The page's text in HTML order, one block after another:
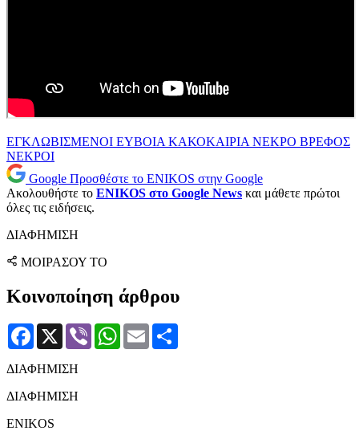
ΕΓΚΛΩΒΙΣΜΕΝΟΙ ΕΥΒΟΙΑ ΚΑΚΟΚΑΙΡΙΑ ΝΕΚΡΟ ΒΡΕΦΟΣ
ΝΕΚΡΟΙ
Google Προσθέστε το ENIKOS στην Google
Ακολουθήστε το ENIKOS στο Google News και μάθετε πρώτοι
όλες τις ειδήσεις.
ΔΙΑΦΗΜΙΣΗ
ΜΟΙΡΑΣΟΥ ΤΟ
Κοινοποίηση άρθρου
Facebook
X Viber WhatsApp
Email
ΔΙΑΦΗΜΙΣΗ
ΔΙΑΦΗΜΙΣΗ
ENIKOS